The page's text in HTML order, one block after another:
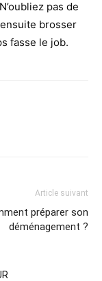
pas de
brosser
fasse le job.
Article suivant
préparer son
déménagement ?